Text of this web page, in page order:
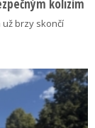
kolizím
brzy skončí